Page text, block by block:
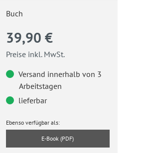
Buch
39,90 €
Preise inkl. MwSt.
Versand innerhalb von 3
Arbeitstagen
lieferbar
Ebenso verfügbar als:
E-Book (PDF)